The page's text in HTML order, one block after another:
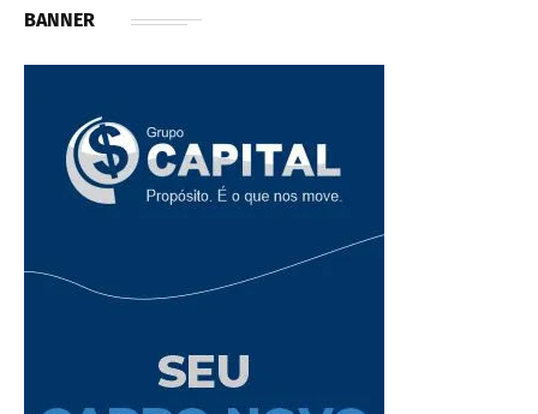
BANNER